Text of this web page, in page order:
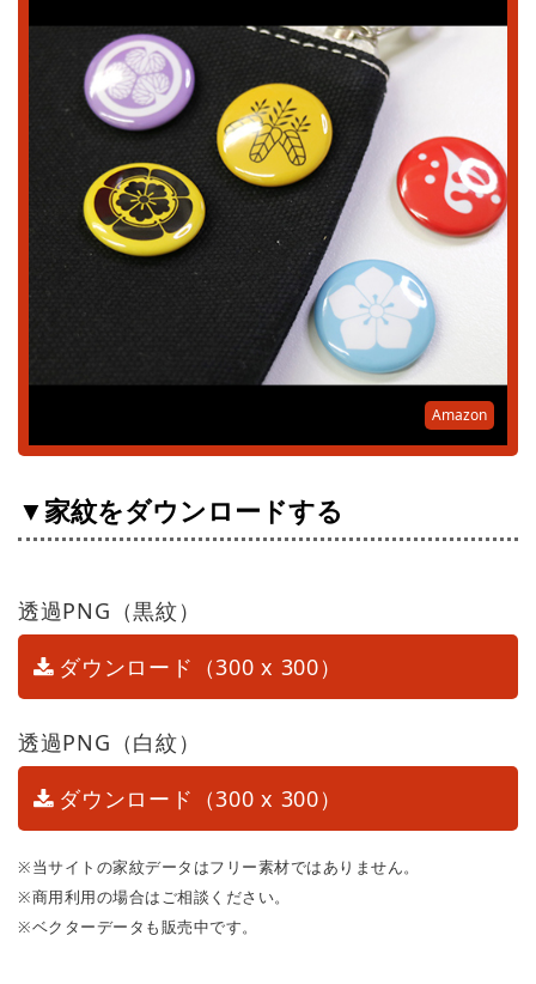
Amazon
▼家紋をダウンロードする
透過PNG（黒紋）
ダウンロード（300 x 300）
透過PNG（白紋）
ダウンロード（300 x 300）
※当サイトの家紋データはフリー素材ではありません。
※商用利用の場合はご相談ください。
※ベクターデータも販売中です。